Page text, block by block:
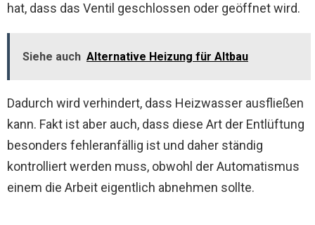
hat, dass das Ventil geschlossen oder geöffnet wird.
Siehe auch Alternative Heizung für Altbau
Dadurch wird verhindert, dass Heizwasser ausfließen
kann. Fakt ist aber auch, dass diese Art der Entlüftung
besonders fehleranfällig ist und daher ständig
kontrolliert werden muss, obwohl der Automatismus
einem die Arbeit eigentlich abnehmen sollte.